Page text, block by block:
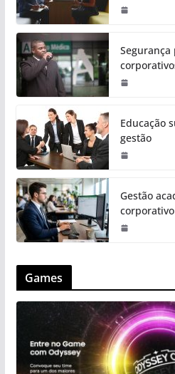
Educação
gestão
Gestão
Games